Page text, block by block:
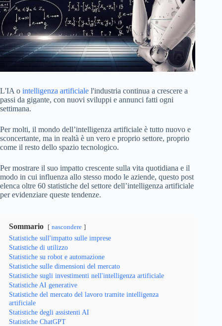
L'IA o intelligenza artificiale l'industria continua a crescere a
passi da gigante, con nuovi sviluppi e annunci fatti ogni
settimana.
Per molti, il mondo dell’intelligenza artificiale è tutto nuovo e
sconcertante, ma in realtà è un vero e proprio settore, proprio
come il resto dello spazio tecnologico.
Per mostrare il suo impatto crescente sulla vita quotidiana e il
modo in cui influenza allo stesso modo le aziende, questo post
elenca oltre 60 statistiche del settore dell’intelligenza artificiale
per evidenziare queste tendenze.
Sommario nascondere
Statistiche sull'impatto sulle imprese
Statistiche di utilizzo
Statistiche su robot e automazione
Statistiche sulle dimensioni del mercato
Statistiche sugli investimenti nell'intelligenza artificiale
Statistiche AI ​​generative
Statistiche del mercato del lavoro tramite intelligenza
artificiale
Statistiche degli assistenti AI
Statistiche ChatGPT